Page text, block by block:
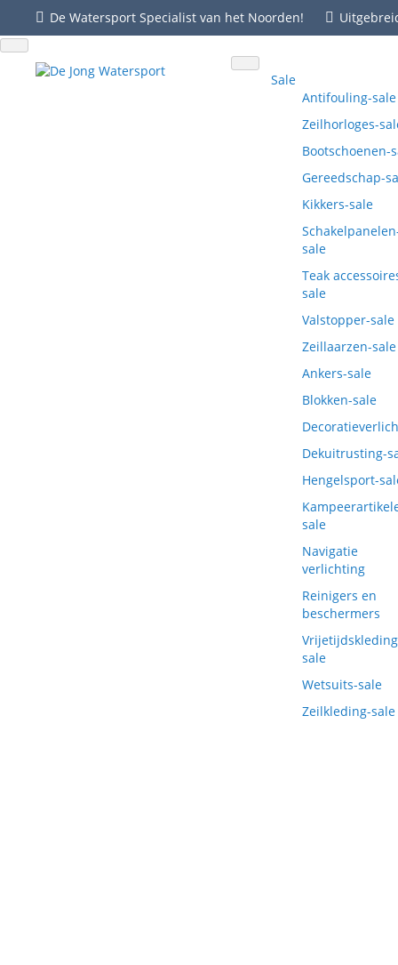
De Watersport Specialist van het Noorden!
Sale
Antifouling-sale
Zeilhorloges-
Bootschoenen-
Gereedschap-
Kikkers-sale
sale
Teak
sale
Valstopper-sale
Zeillaarzen-sale
Ankers-sale
Blokken-sale
Dekuitrusting-
Hengelsport-
sale
Navigatie
verlichting
Reinigers en
beschermers
sale
Wetsuits-sale
Zeilkleding-sale